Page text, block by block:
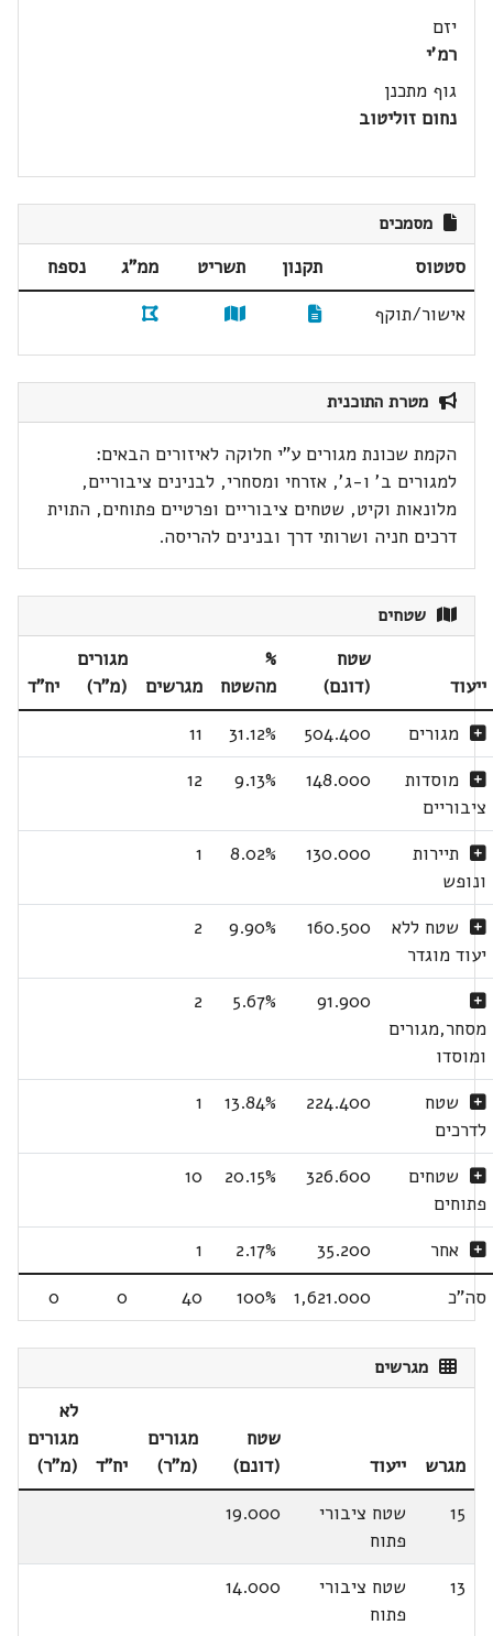
יזם
רמ'י
גוף מתכנן
נחום זוליטוב
מסמכים
סטטוס תקנון תשריט ממ"ג
נספח
אישור/תוקף
מטרת התוכנית
הקמת שכונת מגורים ע"י חלוקה לאיזורים הבאים:
למגורים ב' ו-ג', אזרחי ומסחרי, לבנינים ציבוריים,
מלונאות וקיט, שטחים ציבוריים ופרטיים פתוחים, התוית
דרכים חניה ושרותי דרך ובנינים להריסה.
שטחים
ייעוד
שטח
(דונם)
%
מהשטח
מגרשים
מגורים
(מ"ר)
יח"ד
מגורים
504.400
31.12%
11
מוסדות
ציבוריים
148.000
9.13%
12
תיירות
ונופש
130.000
8.02%
1
שטח ללא
יעוד מוגדר
160.500
9.90%
2
מסחר,מגורים
ומוסדו
91.900
5.67%
2
שטח
לדרכים
224.400
13.84%
1
שטחים
פתוחים
326.600
20.15%
10
אחר 35.200
2.17%
1
סה"כ
1,621.000
100%
40
0
0
מגרשים
מגרש ייעוד
שטח
(דונם)
מגורים
(מ"ר)
יח"ד
לא
מגורים
(מ"ר)
15
שטח ציבורי
פתוח
19.000
13
שטח ציבורי
פתוח
14.000